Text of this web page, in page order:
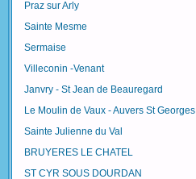
Praz sur Arly
Sainte Mesme
Sermaise
Villeconin -Venant
Janvry - St Jean de Beauregard
Le Moulin de Vaux - Auvers St Georges
Sainte Julienne du Val
BRUYERES LE CHATEL
ST CYR SOUS DOURDAN